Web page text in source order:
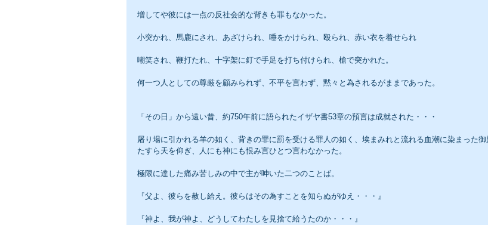
増してや彼には一点の反社会的な背きも罪もなかった。
小突かれ、馬鹿にされ、あざけられ、唾をかけられ、殴られ、赤い衣を着せられ
嘲笑され、鞭打たれ、十字架に釘で手足を打ち付けられ、槍で突かれた。
何一つ人としての尊厳を顧みられず、不平を言わず、黙々と為されるがままであった。
「その日」から遠い昔、約750年前に語られたイザヤ書53章の預言は成就された・・・
屠り場に引かれる羊の如く、背きの罪に罰を受ける罪人の如く、埃まみれと流れる血潮に染まった御
たすら天を仰ぎ、人にも神にも恨み言ひとつ言わなかった。
極限に達した痛み苦しみの中で主が呻いた二つのことば。
『父よ、彼らを赦し給え。彼らはその為すことを知らぬがゆえ・・・』
『神よ、我が神よ、どうしてわたしを見捨て給うたのか・・・』